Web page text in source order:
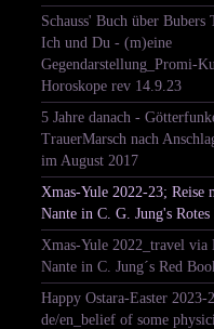
Schauss' Buch über Bubers
Ich und Du - (m)eine
Gegendarstellung_Promi-
Horoskope rev 14.9.23
5 Jahre danach -
TrauerMarsch nach
im August 2017
Xmas-Yule 2022-23; Reise
Nante in C. G. Jung's Rotes
Xmas-Yule 2022_travel via
Nante in C. Jung´s Red
Happy Ostara-Easter 2023-
de/en_belief of some